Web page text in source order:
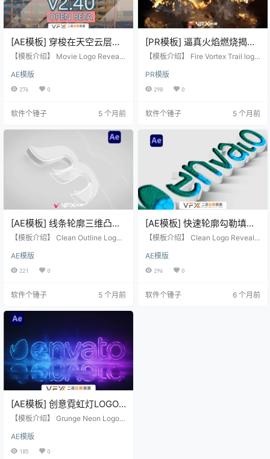
[AE模板] 穿梭在天空云层展
示电影Logo动画 Movie
【模板介绍】 Movie Logo Reveal
电影Logo的动画AE模板。它通过穿
越云层的动态效果，为电影标志、
品牌Logo或片头制作增添宏大、梦
在天空云层中穿梭飞行的动态视觉
片头动画设计。 无需外置插件，在A
fter Effects中即可直接使用。 提供
视频教程，便于学习和快速应用。
【模板信…
AE模版
276 0
软件个锤子 5 个月前
[PR模板] 逼真火焰燃烧揭幕
LOGO标志动画 Fire Vortex
【模板介绍】 Fire Vortex Trail logo
果的LOGO标志揭幕动画PR模板。
您可以通过改变火焰颜色来营造不
同的氛围，适用于电影、预告片、
的简短介绍。 【模板特点】 带有逼
焰颜色可自定义，轻松改变视频氛
围和情绪。 适用于电影、预告片、
电视节目、广告、促销和活动视频
的简短介绍。 无需第…
PR模版
298 0
软件个锤子 5 个月前
[AE模板] 线条轮廓三维凸显
光泽明亮LOGO标志动画
【模板介绍】 Clean Outline Logo
果，呈现光泽明亮视觉的LOGO标志
动画AE模板。它风格现代、干净，
适用于商业、公司、社交媒体等多
特点】 采用线条轮廓与三维凸显效
净、简约，富有设计感。 适用于商
业、公司、社交媒体等多种场景。
专为标志动画、标志开场和展示设
计。 无需安装任何第三方插件。 …
AE模版
221 0
软件个锤子 5 个月前
[AE模板] 快速轮廓勾勒填充
显现logo标志动画 Clean
【模板介绍】 Clean Logo Reveal
示动画模板，通过轮廓勾勒和填充
的方式快速显现logo，100%纯AE创
建完成。 【模板特点】 时长仅7秒
AE创建完成。 可以在[Color]合成中
AE模版
296 0
软件个锤子 6 个月前
[AE模板] 创意霓虹灯LOGO
标志动画 Grunge Neon
【模板介绍】 Grunge Neon Logo
E模板，融合了赛博朋克、蒸汽朋
克、科幻等风格元素，适用于制作
AE模版
185 0